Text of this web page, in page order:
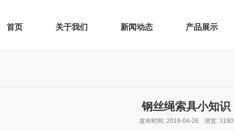
首页 关于我们 新闻动态 产品展示
钢丝绳索具小知识
发布时间: 2019-04-26 浏览: 3180